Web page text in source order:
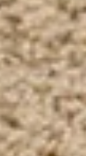
chambre ?